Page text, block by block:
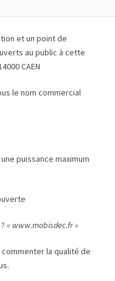
et un point de
au public à cette
CAEN
le nom commercial
puissance maximum
« www.mobisdec.fr »
la qualité de